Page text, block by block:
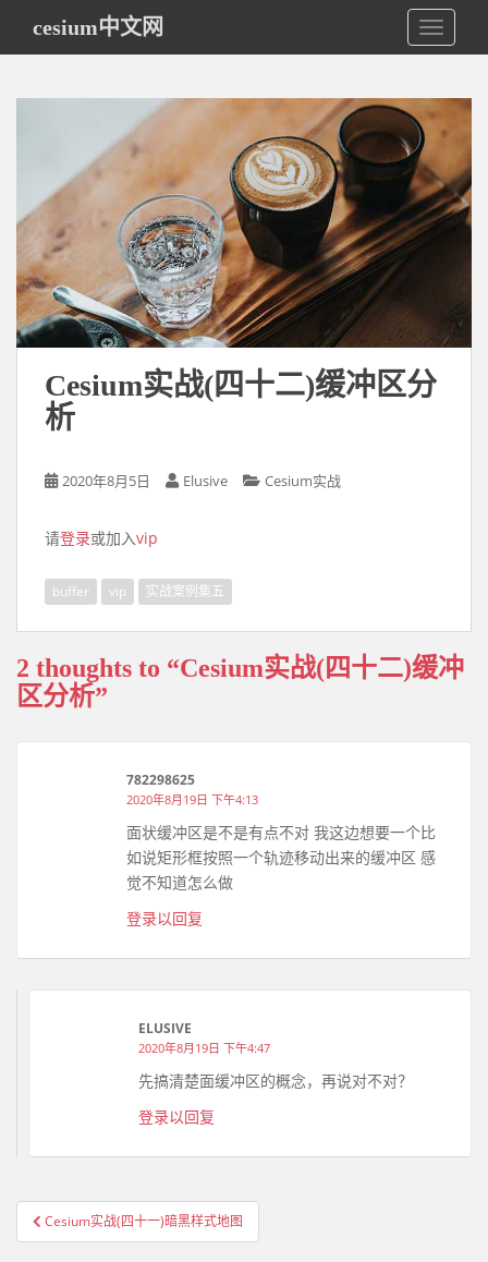
i
cesium中文网
Cesium实战(四十二)缓冲区分
析
2020年8月5日 Elusive Cesium实战
请登录或加入vip
buffer vip 实战案例集五
2 thoughts to “Cesium实战(四十二)缓冲
区分析”
782298625
2020年8月19日 下午4:13
面状缓冲区是不是有点不对 我这边想要一个比
如说矩形框按照一个轨迹移动出来的缓冲区 感
觉不知道怎么做
登录以回复
ELUSIVE
2020年8月19日 下午4:47
先搞清楚面缓冲区的概念，再说对不对？
登录以回复
文章导航
Cesium实战(四十一)暗黑样式地图